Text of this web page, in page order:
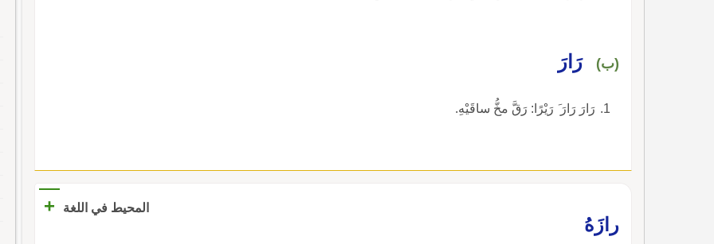
(ب) رَارَ
رَارَ رَارَ َ رَيْرًا: رَقَّ مخُّ ساقَيْهِ.
المحيط في اللغة
+
رازَهُ